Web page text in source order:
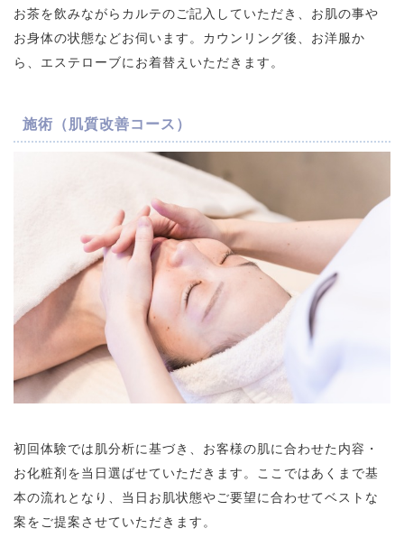
お茶を飲みながらカルテのご記入していただき、お肌の事や
お身体の状態などお伺います。カウンリング後、お洋服か
ら、エステローブにお着替えいただきます。
施術（肌質改善コース）
初回体験では肌分析に基づき、お客様の肌に合わせた内容・
お化粧剤を当日選ばせていただきます。ここではあくまで基
本の流れとなり、当日お肌状態やご要望に合わせてベストな
案をご提案させていただきます。